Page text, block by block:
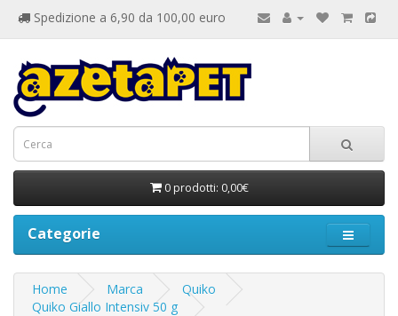
Spedizione a 6,90 da 100,00 euro
0 prodotti: 0,00€
Categorie
Home Marca
Quiko
Quiko Giallo Intensiv 50 g